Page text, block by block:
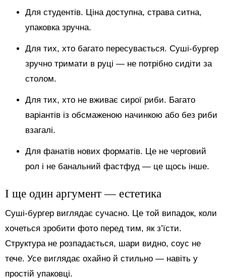
Для студентів. Ціна доступна, страва ситна,
упаковка зручна.
Для тих, хто багато пересувається. Суші-бургер
зручно тримати в руці — не потрібно сидіти за
столом.
Для тих, хто не вживає сирої риби. Багато
варіантів із обсмаженою начинкою або без риби
взагалі.
Для фанатів нових форматів. Це не черговий
рол і не банальний фастфуд — це щось інше.
І ще один аргумент — естетика
Суші-бургер виглядає сучасно. Це той випадок, коли
хочеться зробити фото перед тим, як з’їсти.
Структура не розпадається, шари видно, соус не
тече. Усе виглядає охайно й стильно — навіть у
простій упаковці.